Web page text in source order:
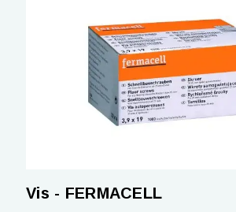
Vis - FERMACELL